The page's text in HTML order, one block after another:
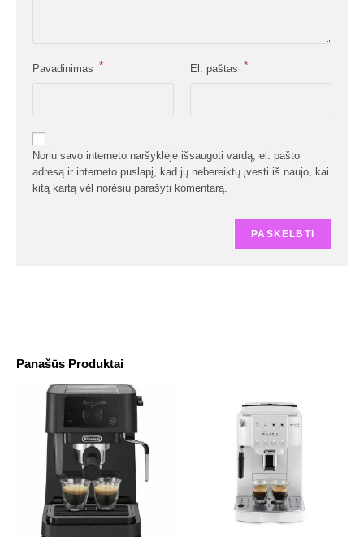
Panašūs Produktai
Pavadinimas * El. paštas *
Noriu savo interneto naršyklėje išsaugoti vardą, el. pašto
adresą ir interneto puslapį, kad jų nebereiktų įvesti iš naujo, kai
kitą kartą vėl norėsiu parašyti komentarą.